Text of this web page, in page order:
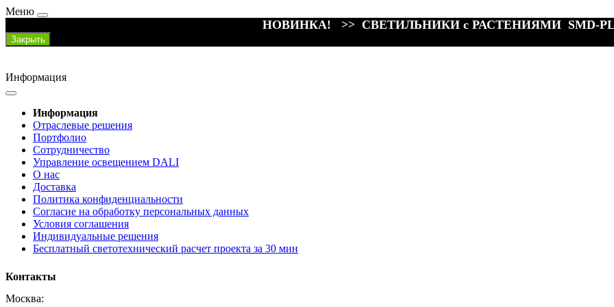
Меню
НОВИНКА! >> СВЕТИЛЬНИКИ с РАСТЕНИЯМИ SMD-
Закрыть
Информация
Информация
Отраслевые решения
Портфолио
Сотрудничество
Управление освещением DALI
О нас
Доставка
Политика конфиденциальности
Согласие на обработку персональных данных
Условия соглашения
Индивидуальные решения
Бесплатный светотехнический расчет проекта за 30 мин
Контакты
Москва: